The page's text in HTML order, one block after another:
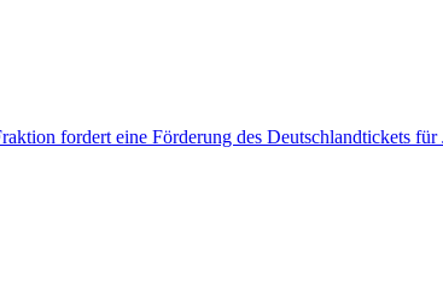
fordert eine Förderung des Deutschlandtickets für